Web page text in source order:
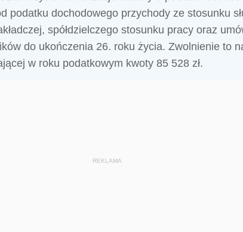
podatku dochodowego przychody ze stosunku
spółdzielczego stosunku pracy oraz
do ukończenia 26. roku życia. Zwolnienie to
w roku podatkowym kwoty 85 528 zł.
REKLAMA